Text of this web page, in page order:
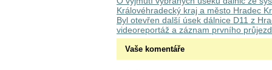
Královéhradecký kraj a město Hradec
Byl otevřen další úsek dálnice D11 z
videoreportáž a záznam prvního
Vaše komentáře